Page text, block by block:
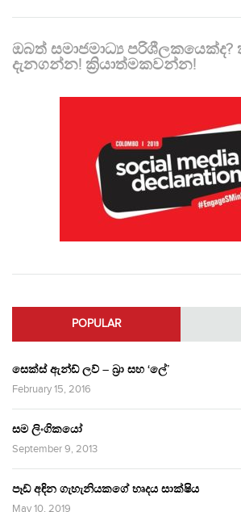
ඔබත් සමාජමාධ්‍ය
දැනගන්න! ක්‍රියාත්මකවන්න!
POPULAR
සෙක්ස් ඇන්ඩ් ලව් – බ්‍රා සහ ‘ලේ’
February 15, 2016
සම ලිංගිකයෝ
September 9, 2013
පෑඩ් අඳින ගැහැනියකගේ හෘදය සාක්ෂිය
May 10, 2019